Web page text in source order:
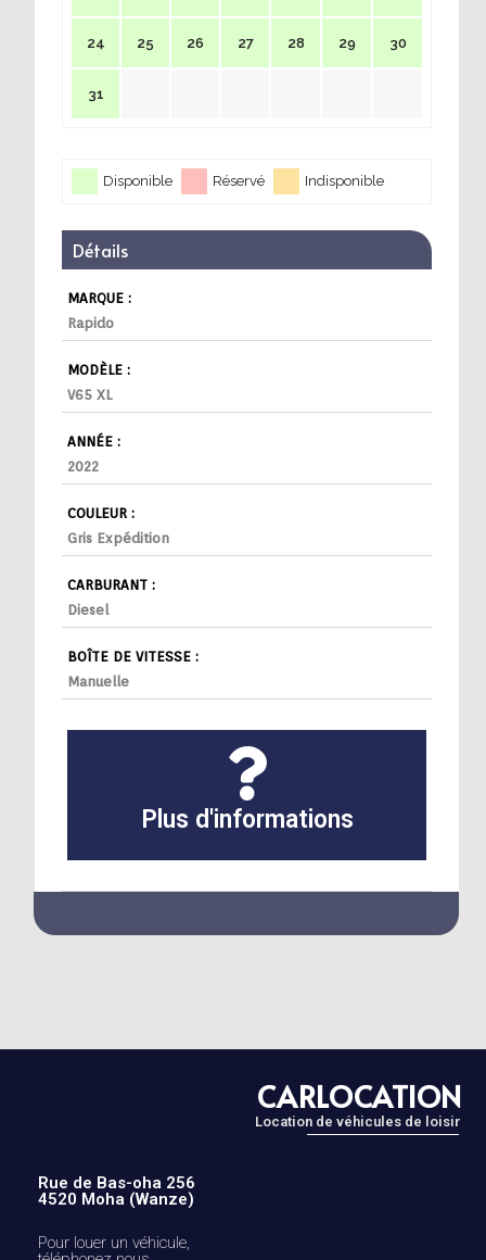
24 25 26 27 28 29 30
31
Disponible Réservé Indisponible
Détails
MARQUE :
Rapido
MODÈLE :
V65 XL
ANNÉE :
2022
COULEUR :
Gris Expédition
CARBURANT :
Diesel
BOÎTE DE VITESSE :
Manuelle
Plus d'informations
Contactez-nous
info@carlocation.be
CARLOCATION
Location de véhicules de loisir
Rue de Bas-oha 256
4520 Moha (Wanze)
Pour louer un véhicule,